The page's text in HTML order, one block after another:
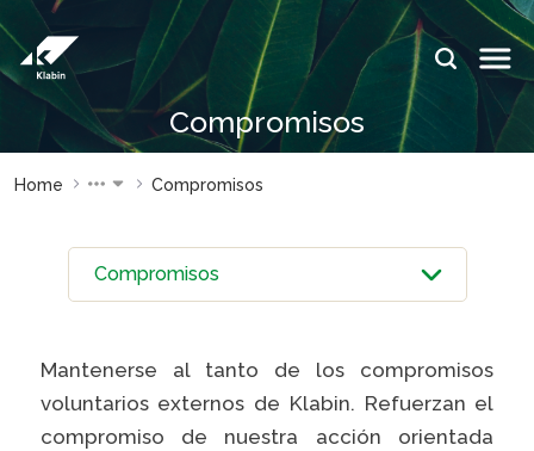
Saltar al contenido principal
Compromisos
IDIOMAS:
Relações
Sostenibilidad
Plante com a
Klabin
Klabin
Eukaliner
Reporte
Home Compromisos
Mantenerse al tanto de los compromisos
voluntarios externos de Klabin. Refuerzan el
compromiso de nuestra acción orientada